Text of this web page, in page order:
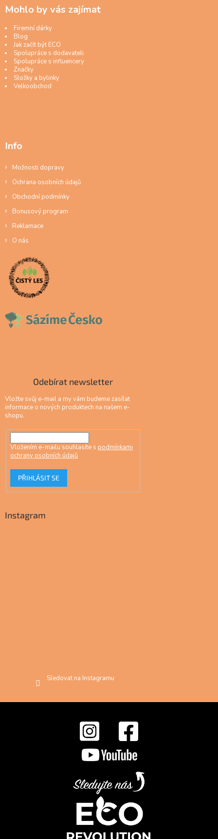
Mohlo by vás zajímat
Firemní dárky
Blog
Jak začít být ECO
Spolupráce s dodavateli
Spolupráce s influencery
Značky
Složky a bylinky
Velkoobchod
Info
Možnosti dopravy
Ochrana osobních údajů
Obchodní podmínky
Bonusový program
Reklamace
O nás
Odebírat newsletter
Vložte svůj e-mail a my vám budeme zasílat
informace o nových produktech na našem e-
shopu.
Vložením e-mailu souhlasíte s podmínkami
ochrany osobních údajů
PŘIHLÁSIT SE
Instagram
Sledovat na Instagramu